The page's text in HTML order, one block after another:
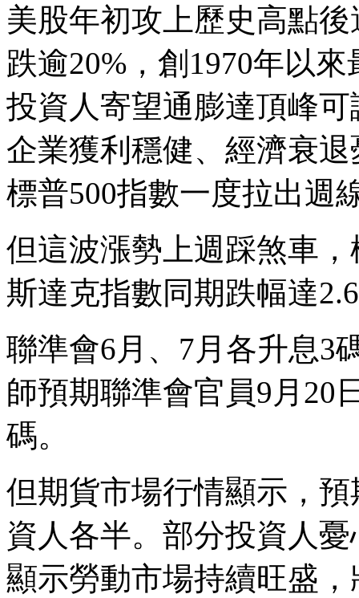
美股年初攻上歷史高點
跌逾20%，創1970年以
投資人寄望通膨達頂峰
企業獲利穩健、經濟衰
標普500指數一度拉出週
但這波漲勢上週踩煞車
斯達克指數同期跌幅達
聯準會6月、7月各升息3
師預期聯準會官員9月20
碼。
但期貨市場行情顯示，
資人各半。部分投資人
顯示勞動市場持續旺盛